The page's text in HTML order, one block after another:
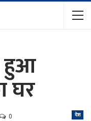
हुआ
घर
देश
0